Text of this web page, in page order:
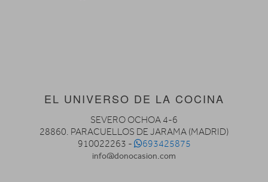
EL UNIVERSO DE LA COCINA
SEVERO OCHOA 4-6
28860. PARACUELLOS DE JARAMA (MADRID)
910022263 -
693425875
info@donocasion.com